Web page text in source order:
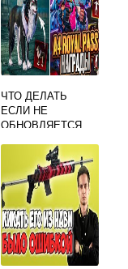
ЧТО ДЕЛАТЬ
ЕСЛИ НЕ
ОБНОВЛЯЕТСЯ